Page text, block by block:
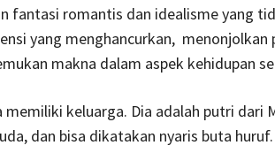
fantasi romantis dan idealisme yang
yang menghancurkan, menonjolkan
makna dalam aspek kehidupan
memiliki keluarga. Dia adalah putri dari
dan bisa dikatakan nyaris buta